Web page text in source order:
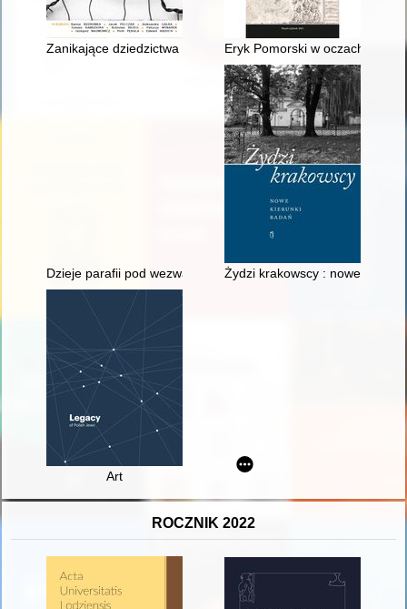
Zanikające dziedzictwa : Kilka słów o kozielskiej wsi. Cz. 1
Eryk Pomorski w oczach
Dzieje parafii pod wezwaniem Najświętszego Serca Pana
Żydzi krakowscy : nowe
Art
ROCZNIK 2022